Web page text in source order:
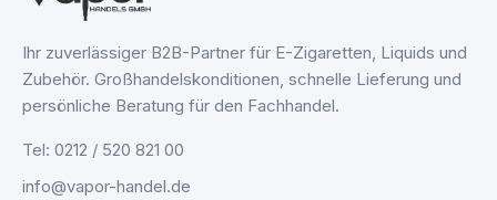
Ihr zuverlässiger B2B-Partner für E-Zigaretten, Liquids und
Zubehör. Großhandelskonditionen, schnelle Lieferung und
persönliche Beratung für den Fachhandel.
Tel: 0212 / 520 821 00
info@vapor-handel.de